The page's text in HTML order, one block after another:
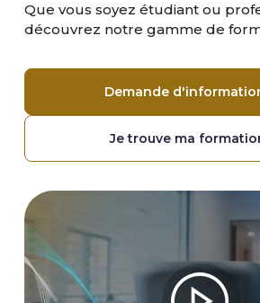
Que vous soyez étudiant ou
découvrez notre gamme de
Demande
Je trouve ma
Image